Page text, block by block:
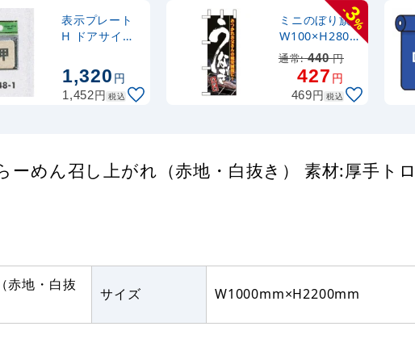
表示プレート
H ドアサイン
メッキ 表示:押
(LG-48-1)
1,320円
1,452円 税込
-
3
%
ミニのぼり旗
W100×H280
mm うなぎ 父
の日 (60139)
通常:440円
427円
469円 税込
ーめん召し上がれ（赤地・白抜き） 素材:厚手ト
赤地・白抜
サイズ W1000mm×H2200mm